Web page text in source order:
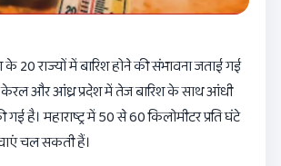
राज्यों में बारिश होने की संभावना जताई गई
केरल और आंध्र प्रदेश में तेज बारिश के साथ आंधी
गई है। महाराष्ट्र में 50 से 60 किलोमीटर प्रति घंटे
चल सकती हैं।